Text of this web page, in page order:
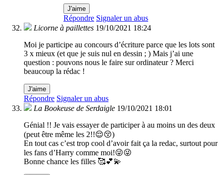
J'aime
Répondre Signaler un abus
Licorne à paillettes 19/10/2021 18:24
Moi je participe au concours d’écriture parce que les lots sont
3 x mieux (et que je suis nul en dessin ; ) Mais j’ai une
question : pouvons nous le faire sur ordinateur ? Merci
beaucoup la rédac !
J'aime
Répondre Signaler un abus
La Bookeuse de Serdaigle 19/10/2021 18:01
Génial !! Je vais essayer de participer à au moins un des deux
(peut être même les 2!!😌😚)
En tout cas c’est trop cool d’avoir fait ça la redac, surtout pour
les fans d’Harry comme moi!😜😜
Bonne chance les filles 🥰💕💫